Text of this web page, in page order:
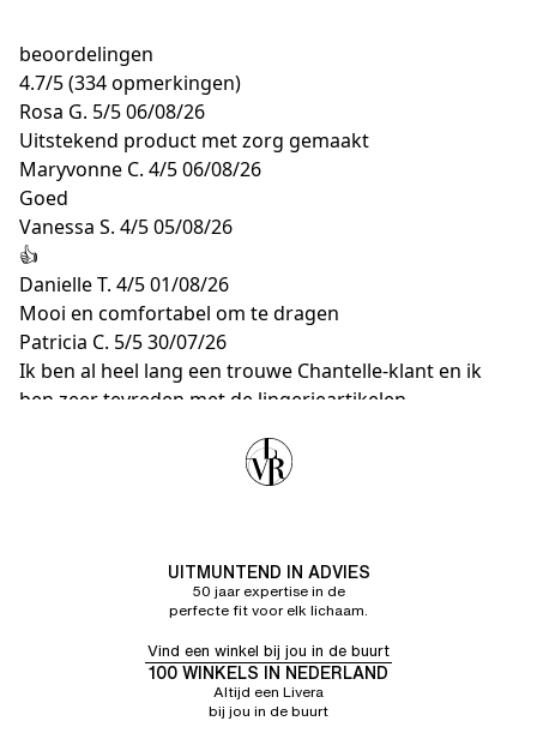
beoordelingen
4.7/5(334 opmerkingen)
Rosa G. 5/506/08/26
Uitstekend product met zorg gemaakt
Maryvonne C. 4/506/08/26
Goed
Vanessa S. 4/505/08/26
👍
Danielle T. 4/501/08/26
Mooi en comfortabel om te dragen
Patricia C. 5/530/07/26
Ik ben al heel lang een trouwe Chantelle-klant en ik
ben zeer tevreden met de lingerieartikelen
UITMUNTEND IN ADVIES
50 jaar expertise in de
perfecte fit voor elk lichaam.
Vind een winkel bij jou in de buurt
100 WINKELS IN NEDERLAND
Altijd een Livera
bij jou in de buurt